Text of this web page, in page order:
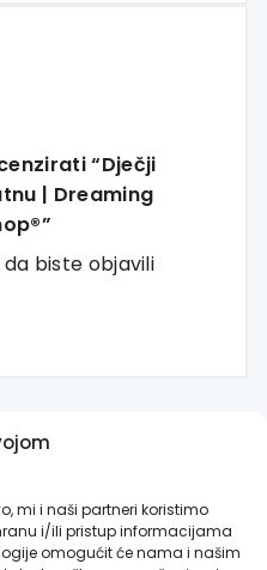
mi i naši partneri koristimo
i/ili pristup informacijama
omogućit će nama i našim
“Dječji
| Dreaming
da biste objavili